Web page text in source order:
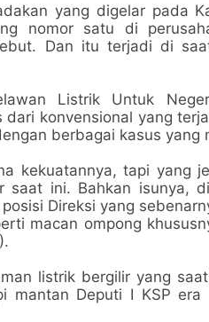
yang digelar pada
nomor satu di
Dan itu terjadi di
Listrik Untuk
dari konvensional yang
berbagai kasus yang
kekuatannya, tapi yang
ini. Bahkan isunya,
Direksi yang
macan ompong
listrik bergilir yang
mantan Deputi I KSP